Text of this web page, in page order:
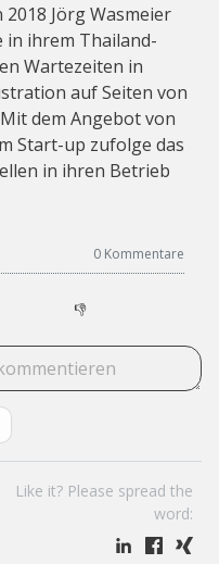
Jörg Wasmeier
in ihrem Thailand-
Wartezeiten in
auf Seiten von
dem Angebot von
Start-up zufolge das
in ihren Betrieb
0 Kommentare
👎
Like it? Please spread the
word: